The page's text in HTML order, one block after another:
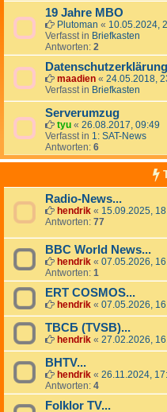
19 Jahre MBO
Plutoman « 10.05.2024,
Verfasst in Briefkasten
Antworten: 2
Datenschutzerklärung
maadien « 24.05.2018,
Verfasst in Briefkasten
Serverumzug
tyu « 26.08.2017, 09:49
Verfasst in 1: SAT-News
Antworten: 6
Radio-News...
hendrik « 15.09.2025,
Antworten: 77
BBC World News...
hendrik « 07.05.2026,
Antworten: 1
ERT COSMOS...
hendrik « 07.05.2026,
TBCБ (TVSB)...
hendrik « 27.02.2026,
BHTV...
hendrik « 26.11.2024,
Antworten: 4
Folklor TV...